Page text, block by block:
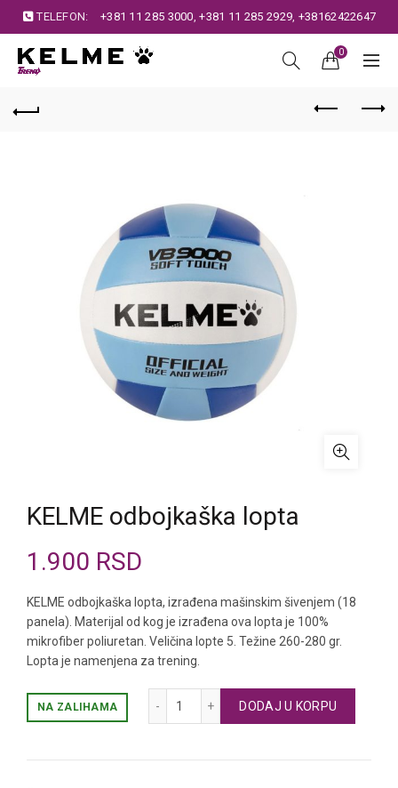
TELEFON: +381 11 285 3000,+381 11 285 2929, +38162422647
0
KELME odbojkaška lopta
1.900 RSD
KELME odbojkaška lopta, izrađena mašinskim šivenjem (18
panela). Materijal od kog je izrađena ova lopta je 100%
mikrofiber poliuretan. Veličina lopte 5. Težine 260-280 gr.
Lopta je namenjena za trening.
NA ZALIHAMA DODAJ U KORPU